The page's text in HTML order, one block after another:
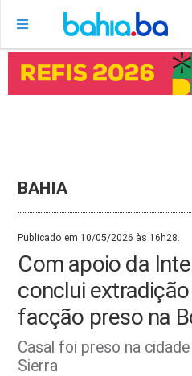
BAHIA
Publicado em 10/05/2026 às 16h28.
Com apoio da
conclui
facção preso na
Casal foi preso na
Sierra